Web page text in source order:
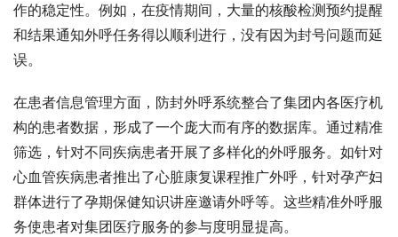
作的稳定性。例如，在疫情期间，大量的核酸检测预约提醒
和结果通知外呼任务得以顺利进行，没有因为封号问题而延
误。
在患者信息管理方面，防封外呼系统整合了集团内各医疗机
构的患者数据，形成了一个庞大而有序的数据库。通过精准
筛选，针对不同疾病患者开展了多样化的外呼服务。如针对
心血管疾病患者推出了心脏康复课程推广外呼，针对孕产妇
群体进行了孕期保健知识讲座邀请外呼等。这些精准外呼服
务使患者对集团医疗服务的参与度明显提高。